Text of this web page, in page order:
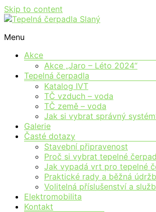
Skip to content
Tepelná čerpadla Slaný
Moderní vytápění pro každého
Menu
Akce
Akce „Jaro – Léto 2024“
Tepelná čerpadla
Katalog IVT
TČ vzduch – voda
TČ země – voda
Jak si vybrat správný
Galerie
Časté dotazy
Stavební připravenost
Proč si vybrat tepelné
Jak vypadá vrt pro tepelné
Praktické rady a běžná
Volitelná příslušenství a
Elektromobilita
Kontakt